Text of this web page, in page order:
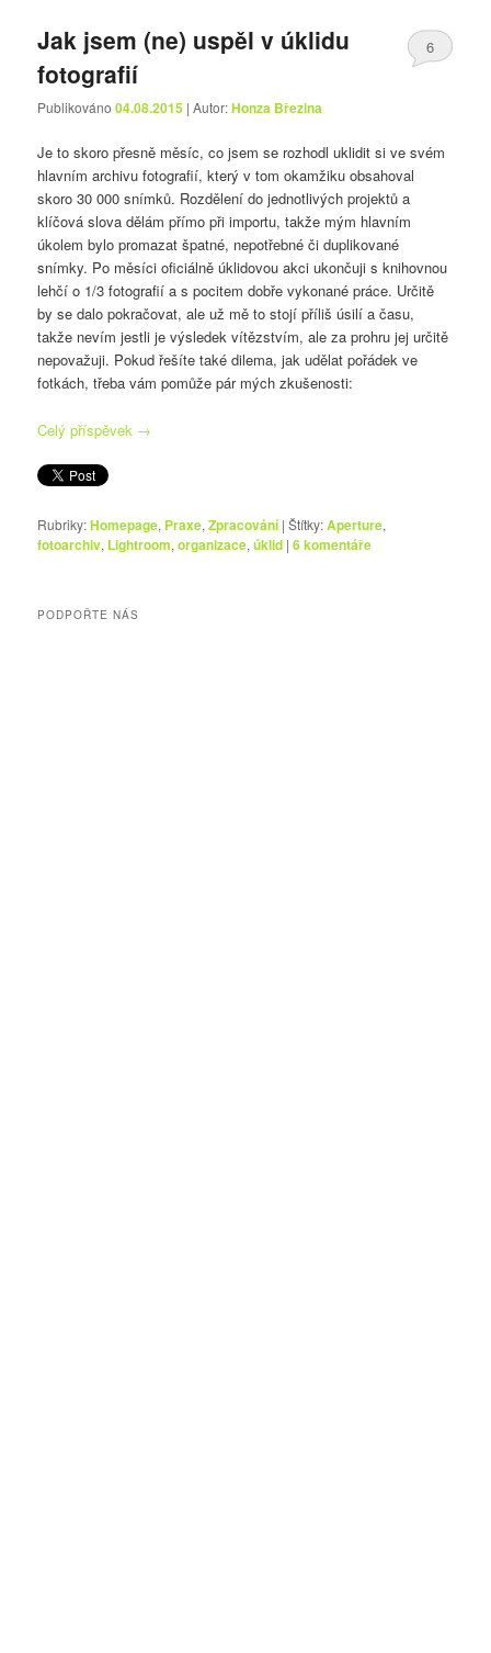
Jak jsem (ne) uspěl v úklidu
fotografií
Publikováno04.08.2015 | Autor:Honza Březina
6
Je to skoro přesně měsíc, co jsem se rozhodl uklidit si ve svém
hlavním archivu fotografií, který v tom okamžiku obsahoval
skoro 30 000 snímků. Rozdělení do jednotlivých projektů a
klíčová slova dělám přímo při importu, takže mým hlavním
úkolem bylo promazat špatné, nepotřebné či duplikované
snímky. Po měsíci oficiálně úklidovou akci ukončuji s knihovnou
lehčí o 1/3 fotografií a s pocitem dobře vykonané práce. Určitě
by se dalo pokračovat, ale už mě to stojí příliš úsilí a času,
takže nevím jestli je výsledek vítězstvím, ale za prohru jej určitě
nepovažuji. Pokud řešíte také dilema, jak udělat pořádek ve
fotkách, třeba vám pomůže pár mých zkušenosti:
Celý příspěvek →
Rubriky:Homepage, Praxe,Zpracování |Štítky:Aperture,
fotoarchiv, Lightroom,organizace,úklid |6komentáře
PODPOŘTE NÁS